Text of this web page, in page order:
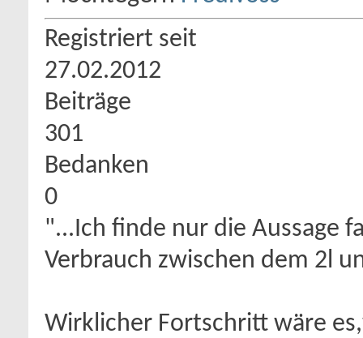
Registriert seit
27.02.2012
Beiträge
301
Bedanken
0
"...Ich finde nur die Aussage
Verbrauch zwischen dem 2l
Wirklicher Fortschritt wäre